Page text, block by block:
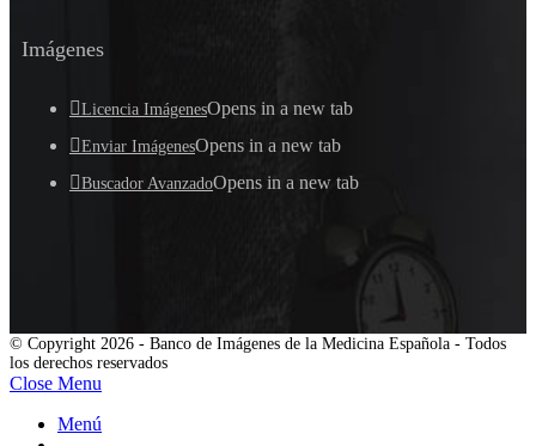
Imágenes
Licencia ImágenesOpens in a new tab
Enviar ImágenesOpens in a new tab
Buscador AvanzadoOpens in a new tab
© Copyright 2026 - Banco de Imágenes de la Medicina Española - Todos
los derechos reservados
Close Menu
Menú